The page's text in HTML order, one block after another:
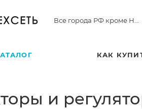
КАК
и